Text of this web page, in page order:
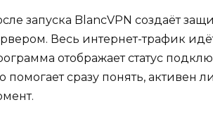
запуска BlancVPN создаёт
Весь интернет-трафик
отображает статус
помогает сразу понять, активен